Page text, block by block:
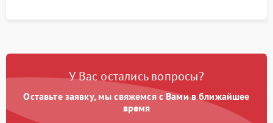
У Вас остались вопросы?
Оставьте заявку, мы свяжемся с Вами в ближайшее
время